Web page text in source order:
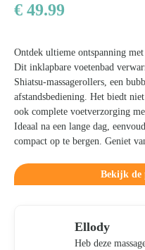
€ 49.99
Ontdek ultieme ontspanning
Dit inklapbare voetenbad
Shiatsu-massagerollers, een
afstandsbediening. Het biedt
ook complete voetverzorging
Ideaal na een lange dag,
compact op te bergen. Geniet
Bekijk de
Ellody
Heb deze